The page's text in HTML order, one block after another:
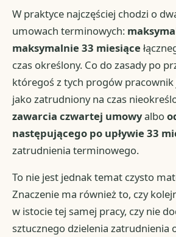
W praktyce najczęściej chodzi o
umowach terminowych:
maksymalnie 33 miesiące
czas określony. Co do zasady po
któregoś z tych progów
jako zatrudniony na czas
zawarcia czwartej umowyalbo
następującego po upływie 33
zatrudnienia terminowego.
To nie jest jednak temat czysto
Znaczenie ma również to, czy
w istocie tej samej pracy, czy nie
sztucznego dzielenia zatrudnienia